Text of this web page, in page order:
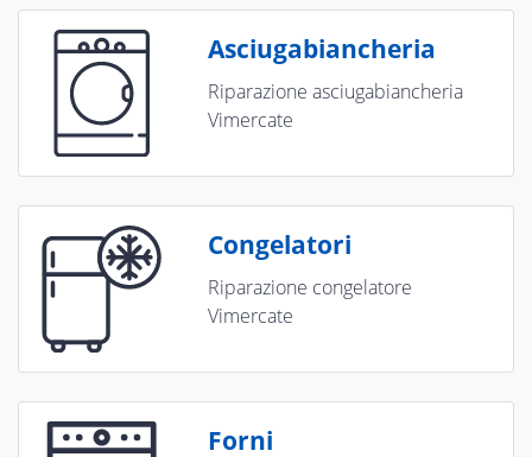
Asciugabiancheria
Riparazione asciugabiancheria
Vimercate
Congelatori
Riparazione congelatore
Vimercate
Forni